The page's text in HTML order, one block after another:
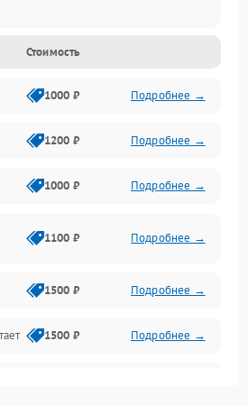
Стоимость
1000 ₽ Подробнее →
1200 ₽ Подробнее →
1000 ₽ Подробнее →
1100 ₽ Подробнее →
1500 ₽ Подробнее →
1500 ₽ Подробнее →